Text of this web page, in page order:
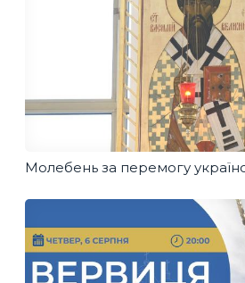
Молебень за перемогу